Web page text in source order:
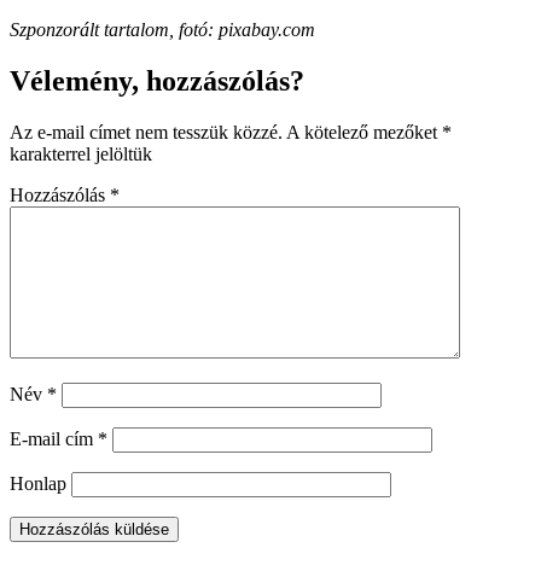
Szponzorált tartalom, fotó: pixabay.com
Vélemény, hozzászólás?
Az e-mail címet nem tesszük közzé. A kötelező mezőket *
karakterrel jelöltük
Hozzászólás *
Név *
E-mail cím *
Honlap